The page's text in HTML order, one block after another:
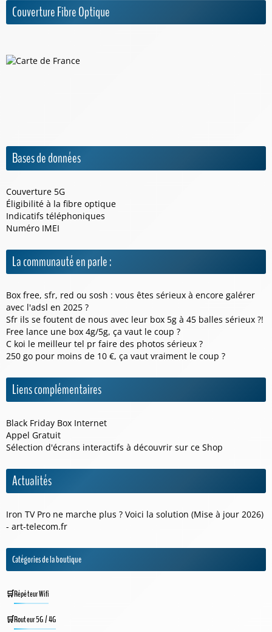
Couverture Fibre Optique
Bases de données
Couverture 5G
Éligibilité à la fibre optique
Indicatifs téléphoniques
Numéro IMEI
La communauté en parle :
Box free, sfr, red ou sosh : vous êtes sérieux à encore galérer
avec l'adsl en 2025 ?
Sfr ils se foutent de nous avec leur box 5g à 45 balles sérieux ?!
Free lance une box 4g/5g, ça vaut le coup ?
C koi le meilleur tel pr faire des photos sérieux ?
250 go pour moins de 10 €, ça vaut vraiment le coup ?
Liens complémentaires
Black Friday Box Internet
Appel Gratuit
Sélection d'écrans interactifs à découvrir sur ce Shop
Actualités
Iron TV Pro ne marche plus ? Voici la solution (Mise à jour 2026)
- art-telecom.fr
Catégories de la boutique
Répéteur Wifi
Routeur 5G / 4G